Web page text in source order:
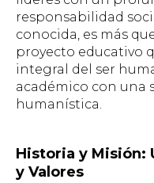
responsabilidad
conocida, es más
proyecto educativo
integral del ser
académico con una
humanística.
Historia y Misión:
y Valores